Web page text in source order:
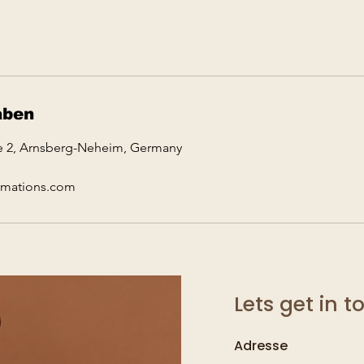
2, Arnsberg-Neheim, Germany
Lets get in
Adresse